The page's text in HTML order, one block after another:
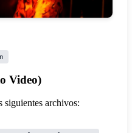
Video)
siguientes archivos: